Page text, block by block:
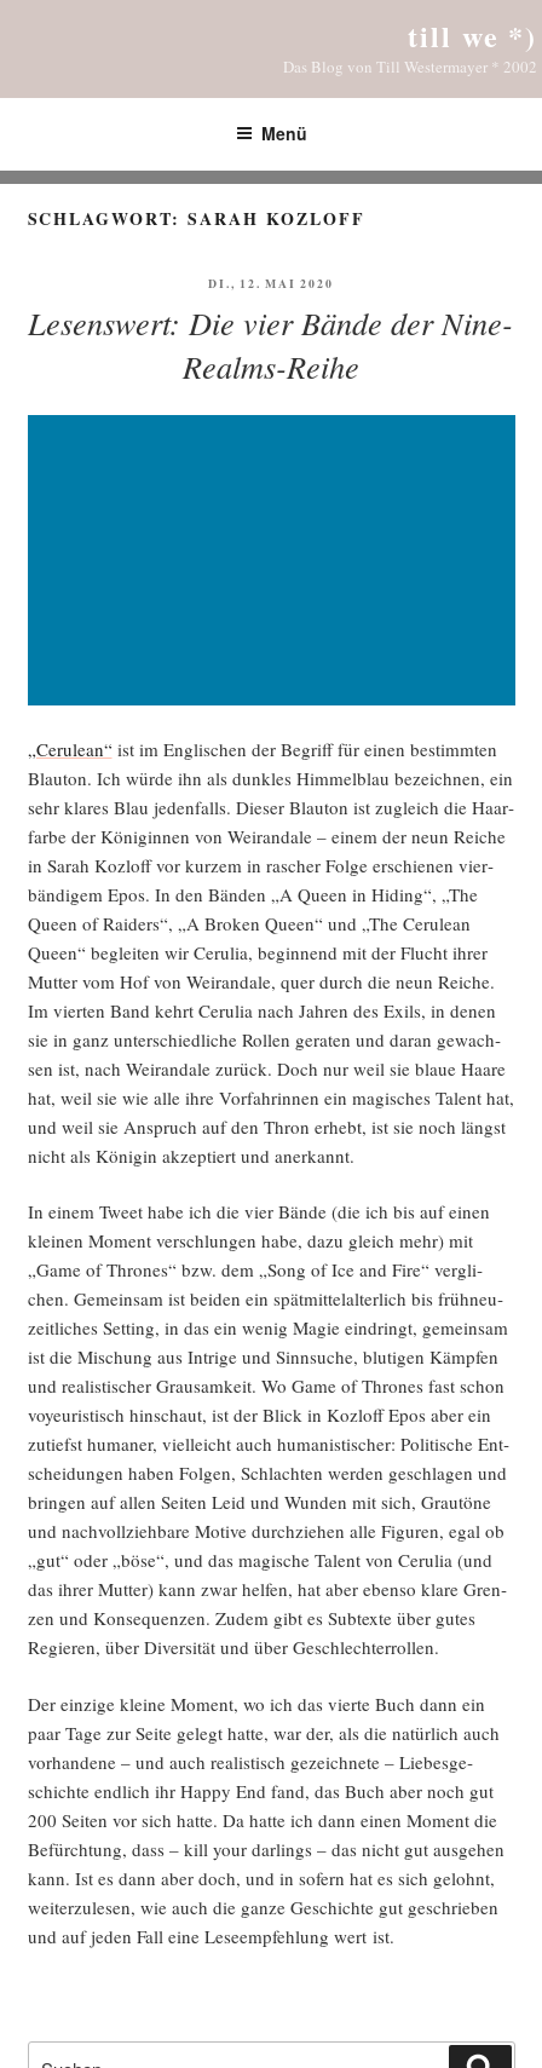
till we *)
Das Blog von Till Westermayer * 2002
Menü
SCHLAGWORT:SARAH KOZLOFF
VERÖFFENTLICHT
DI., 12. MAI 2020
Lesenswert: Die vier Bände der Nine-
Realms-Reihe
„Ceru­lean“ ist im Eng­li­schen der Begriff für einen bestimm­ten
Blau­ton. Ich wür­de ihn als dunk­les Him­mel­blau bezeich­nen, ein
sehr kla­res Blau jeden­falls. Die­ser Blau­ton ist zugleich die Haar­
far­be der Köni­gin­nen von Wei­ran­da­le – einem der neun Rei­che
in Sarah Koz­l­off vor kur­zem in rascher Fol­ge erschie­nen vier­
bän­di­gem Epos. In den Bän­den „A Queen in Hiding“, „The
Queen of Rai­ders“, „A Bro­ken Queen“ und „The Ceru­lean
Queen“ beglei­ten wir Ceru­lia, begin­nend mit der Flucht ihrer
Mut­ter vom Hof von Wei­ran­da­le, quer durch die neun Rei­che.
Im vier­ten Band kehrt Ceru­lia nach Jah­ren des Exils, in denen
sie in ganz unter­schied­li­che Rol­len gera­ten und dar­an gewach­
sen ist, nach Wei­ran­da­le zurück. Doch nur weil sie blaue Haa­re
hat, weil sie wie alle ihre Vor­fah­rin­nen ein magi­sches Talent hat,
und weil sie Anspruch auf den Thron erhebt, ist sie noch längst
nicht als Köni­gin akzep­tiert und anerkannt.
In einem Tweet habe ich die vier Bän­de (die ich bis auf einen
klei­nen Moment ver­schlun­gen habe, dazu gleich mehr) mit
„Game of Thro­nes“ bzw. dem „Song of Ice and Fire“ ver­gli­
chen. Gemein­sam ist bei­den ein spät­mit­tel­al­ter­lich bis früh­neu­
zeit­li­ches Set­ting, in das ein wenig Magie ein­dringt, gemein­sam
ist die Mischung aus Intri­ge und Sinn­su­che, blu­ti­gen Kämp­fen
und rea­lis­ti­scher Grau­sam­keit. Wo Game of Thro­nes fast schon
voy­eu­ris­tisch hin­schaut, ist der Blick in Koz­l­off Epos aber ein
zutiefst huma­ner, viel­leicht auch huma­nis­ti­scher: Poli­ti­sche Ent­
schei­dun­gen haben Fol­gen, Schlach­ten wer­den geschla­gen und
brin­gen auf allen Sei­ten Leid und Wun­den mit sich, Grau­tö­ne
und nach­voll­zieh­ba­re Moti­ve durch­zie­hen alle Figu­ren, egal ob
„gut“ oder „böse“, und das magi­sche Talent von Ceru­lia (und
das ihrer Mut­ter) kann zwar hel­fen, hat aber eben­so kla­re Gren­
zen und Kon­se­quen­zen. Zudem gibt es Sub­tex­te über gutes
Regie­ren, über Diver­si­tät und über Geschlechterrollen.
Der ein­zi­ge klei­ne Moment, wo ich das vier­te Buch dann ein
paar Tage zur Sei­te gelegt hat­te, war der, als die natür­lich auch
vor­han­de­ne – und auch rea­lis­tisch gezeich­ne­te – Lie­bes­ge­
schich­te end­lich ihr Hap­py End fand, das Buch aber noch gut
200 Sei­ten vor sich hat­te. Da hat­te ich dann einen Moment die
Befürch­tung, dass – kill your dar­lings – das nicht gut aus­ge­hen
kann. Ist es dann aber doch, und in sofern hat es sich gelohnt,
wei­ter­zu­le­sen, wie auch die gan­ze Geschich­te gut geschrie­ben
und auf jeden Fall eine Lese­emp­feh­lung wert ist.